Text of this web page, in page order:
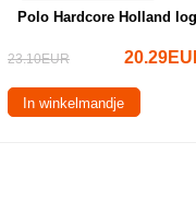
Polo Hardcore Holland
23.10EUR
In winkelmandje